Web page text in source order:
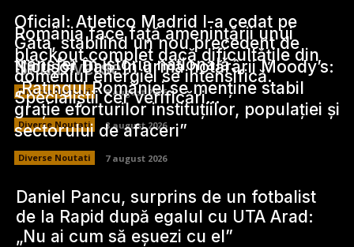
Stiri Diverse:
Oficial: Atletico Madrid l-a cedat pe
Gata, stabilind un nou precedent de
transfer în istoria națională.
Diverse Noutati 8 august 2026
România face față amenințării unui
blackout complet dacă dificultățile din
domeniul energiei se intensifică.
Specialiștii cer verificări…
Diverse Noutati 8 august 2026
Nicușor Dan, în urma hotărârii Moody’s:
„Ratingul României se menține stabil
grație eforturilor instituțiilor, populației și
sectorului de afaceri”
Diverse Noutati 7 august 2026
Daniel Pancu, surprins de un fotbalist
de la Rapid după egalul cu UTA Arad:
„Nu ai cum să eșuezi cu el”